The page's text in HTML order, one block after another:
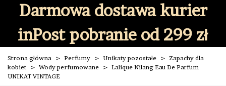
Darmowa dostawa kurier
inPost pobranie od 299 zł
Strona główna > Perfumy > Unikaty pozostałe > Zapachy dla
kobiet > Wody perfumowane > Lalique Nilang Eau De Parfum
UNIKAT VINTAGE